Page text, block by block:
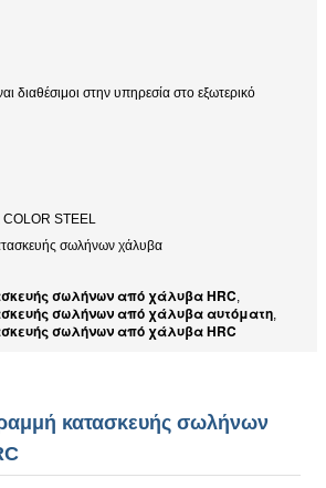
διαθέσιμοι στην υπηρεσία στο εξωτερικό
STEEL
σωλήνων χάλυβα
σωλήνων από χάλυβα HRC,
σωλήνων από χάλυβα αυτόματη,
σωλήνων από χάλυβα HRC
κατασκευής σωλήνων